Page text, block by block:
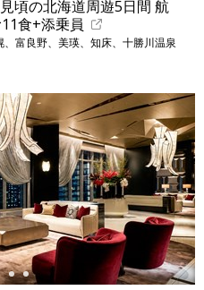
頃の北海道周遊5日間 航
食+添乗員
富良野、美瑛、知床、十勝川温泉